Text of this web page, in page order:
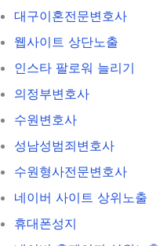
대구이혼전문변호사
웹사이트 상단노출
인스타 팔로워 늘리기
의정부변호사
수원변호사
성남성범죄변호사
수원형사전문변호사
네이버 사이트 상위노출
휴대폰성지